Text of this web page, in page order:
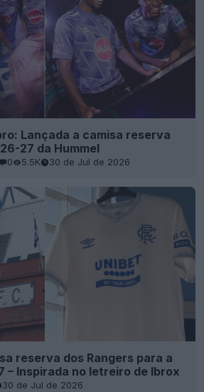
Lançada a camisa reserva
27 da Hummel
0 5.5K 30 de Jul de 2026
reserva dos Rangers para a
– Inspirada no letreiro de Ibrox
30 de Jul de 2026